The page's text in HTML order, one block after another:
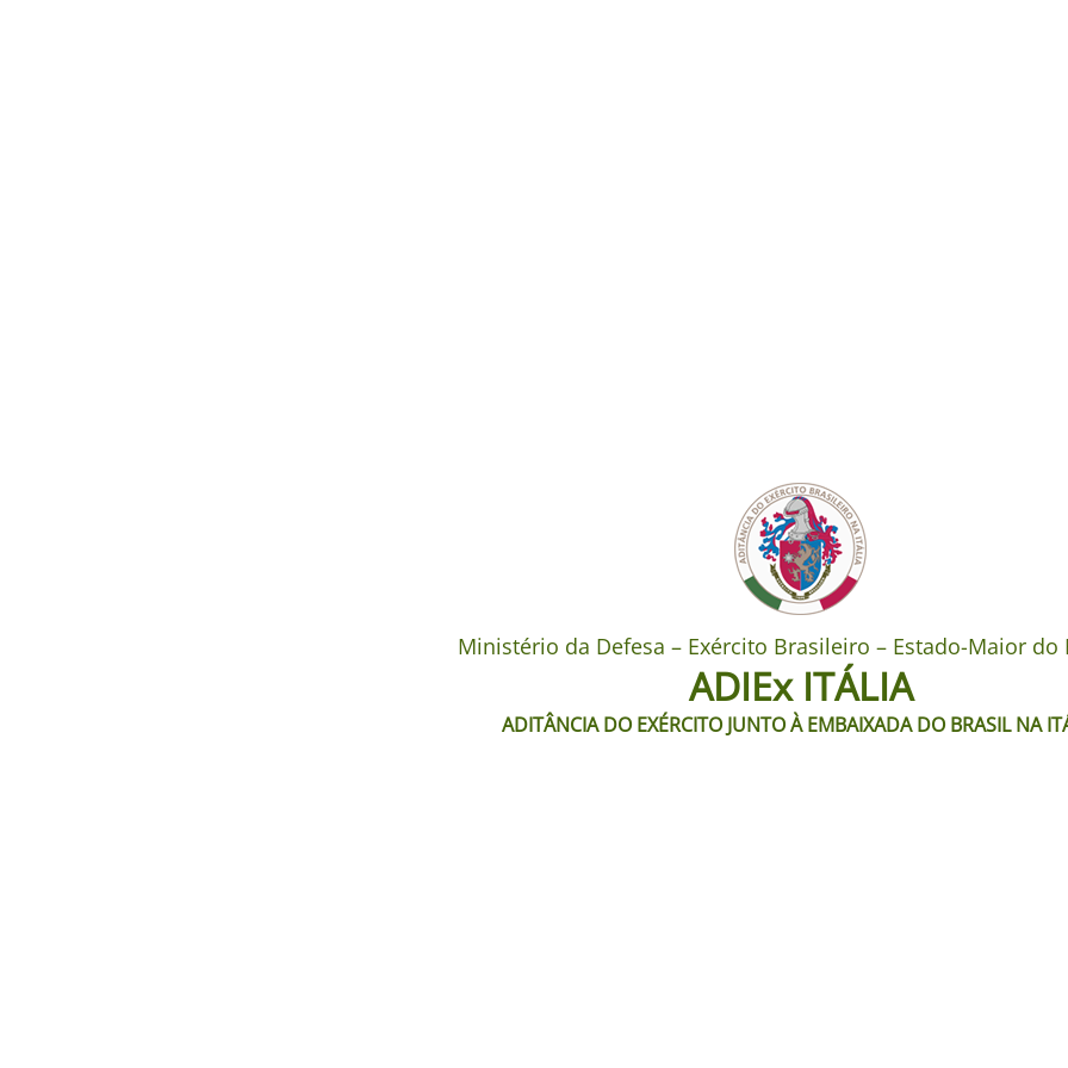
Ministério da Defesa – Exército Brasileiro – Estado-Maior do
ADIEx ITÁLIA
ADITÂNCIA DO EXÉRCITO JUNTO À EMBAIXADA DO BRASIL NA